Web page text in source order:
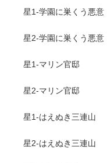
星1-学園に巣くう悪意
星2-学園に巣くう悪意
星1-マリン官邸
星2-マリン官邸
星1-はえぬき三連山
星2-はえぬき三連山